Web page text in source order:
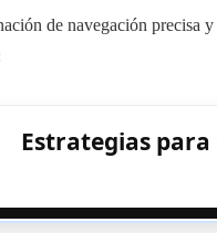
de navegación precisa
Estrategias